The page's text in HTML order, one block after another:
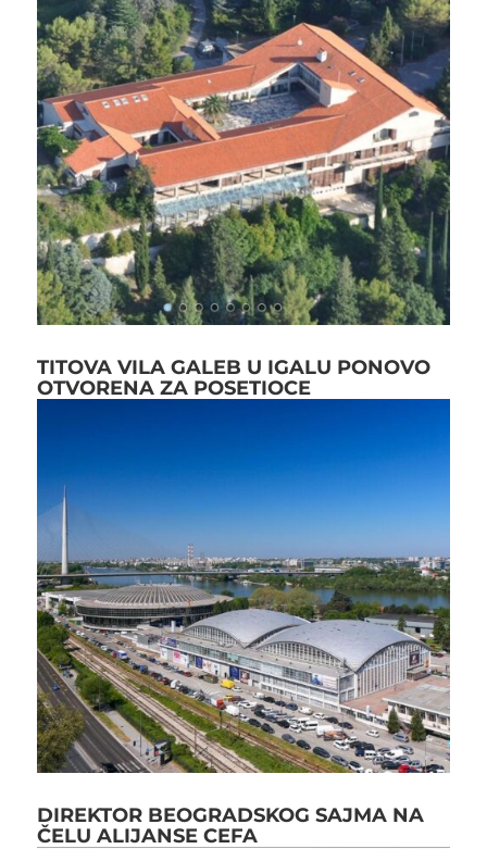
TITOVA VILA GALEB U IGALU PONOVO
OTVORENA ZA POSETIOCE
DIREKTOR BEOGRADSKOG SAJMA NA
ČELU ALIJANSE CEFA